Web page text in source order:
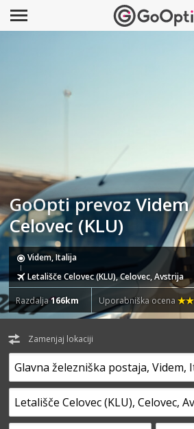
GoOpti prevoz
Celovec (KLU)
Videm, Italija
Letališče Celovec (KLU), Celovec, Avstrija
Razdalja166km Uporabniška ocena
Zamenjaj lokaciji